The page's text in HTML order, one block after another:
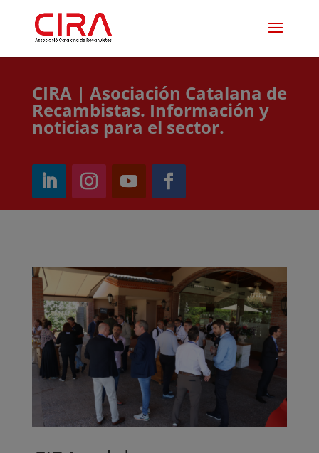
CIRA | Asociación Catalana de
Recambistas. Información y
noticias para el sector.